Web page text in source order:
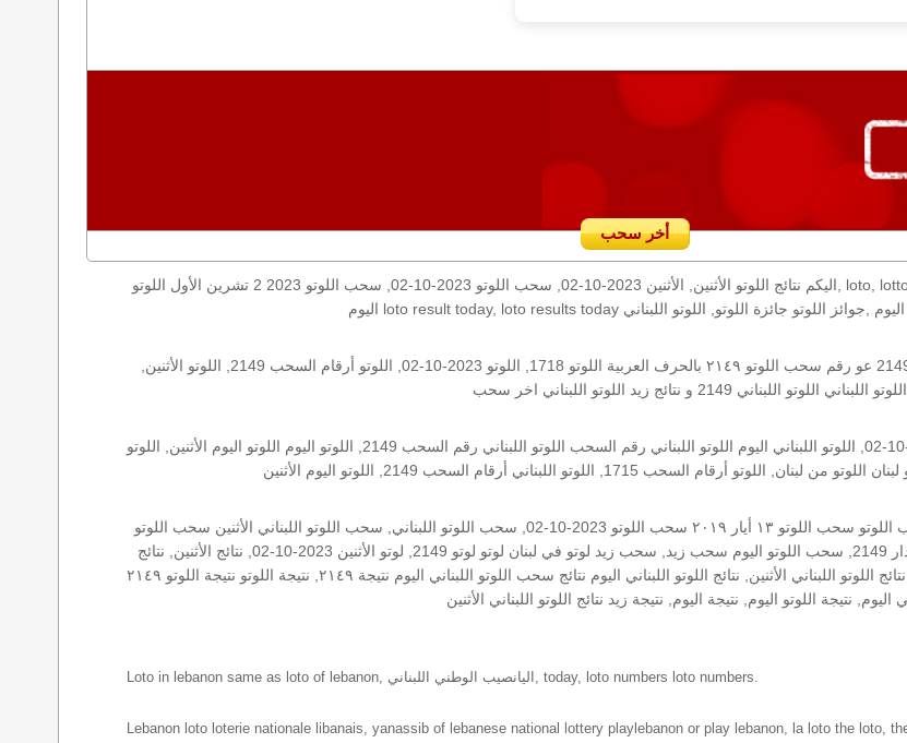
أخر سحب
اليكم نتائج اللوتو الأثنين, الأثنين 2023-10-02, سحب اللوتو 2023-10-02, سحب اللوتو 2023 2 تشرين الأول اللوتو, loto, lotto, نتيجة اللوتو, نتيجة اللوتو ٢١٤٩ نتيجة اللوتو 2149, اللوتو ٢١٤٩, لوتو
الأرقام الستة الاساسية, اللوتو اللبناني هذا اليوم اللوتو اليوم, اللوتو 2149 عو رقم سحب اللوتو ٢١٤٩ بالحرف العربية اللوتو 1718, اللوتو 2023-10-02, اللوتو أرقام السحب 2149, اللوتو الأثنين,
اللوتو اللبناني الأثنين, اللوتو اللبناني الأثنين اللوتو اللبناني الأثنين 2023-10-02, اللوتو اللبناني اليوم اللوتو اللبناني رقم السحب اللوتو اللبناني رقم السحب 2149, اللوتو اليوم اللوتو اليوم الأثنين, اللوتو
رقم السحب: 2149, زيد, زيد 2149, سحب 2149, سحب الأثنين سحب اللوتو سحب اللوتو ١٣ أيار ٢٠١٩ سحب اللوتو 2023-10-02, سحب اللوتو اللبناني, سحب اللوتو اللبناني الأثنين سحب اللوتو
اللبناني الأثنين سحب اللوتو اللبناني اليوم, سحب اللوتو اللبناني للإصدار 2149, سحب اللوتو اليوم سحب زيد, سحب زيد لوتو في لبنان لوتو لوتو 2149, لوتو الأثنين 2023-10-02, نتائج الأثنين, نتائج
اللوتو نتائج اللوتو 2023-10-02, نتائج اللوتو الأثنين, نتائج اللوتو اللبناني نتائج اللوتو اللبناني الأثنين, نتائج اللوتو اللبناني اليوم نتائج سحب اللوتو اللبناني اليوم نتيجة ٢١٤٩, نتيجة اللوتو نتيجة اللوتو ٢١٤٩
Loto in lebanon same as loto of lebanon, اليانصيب الوطني اللبناني, today, loto numbers loto numbers.
Lebanon loto loterie nationale libanais, yanassib of lebanese national lottery playlebanon or play lebanon, la loto the loto,